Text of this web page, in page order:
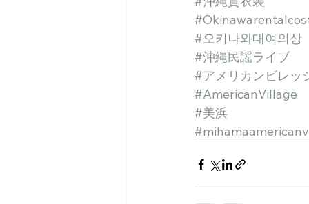
#오키나와대여의상
#沖縄民謡ライブ
#アメリカンビレッ
#AmericanVillage
#美浜